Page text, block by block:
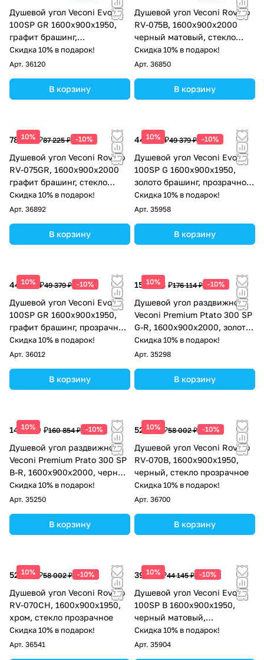
Душевой угол Veconi Evo
100SP GR 1600х900x1950,
графит брашинг,
тонированное стекло
Скидка 10% в подарок!
Арт. 36120
В корзину
Душевой угол Veconi Rovigo
RV-075B, 1600х900х2000
черный матовый, стекло
прозрачное
Скидка 10% в подарок!
Арт. 36850
В корзину
10%
78 503 ₽87 225 ₽ -10%
Душевой угол Veconi Rovigo
RV-075GR, 1600х900х2000
графит брашинг, стекло
прозрачное
Скидка 10% в подарок!
Арт. 36892
В корзину
10%
44 441 ₽49 379 ₽ -10%
Душевой угол Veconi Evo
100SP G 1600х900x1950,
золото брашинг, прозрачное
стекло
Скидка 10% в подарок!
Арт. 35958
В корзину
10%
44 441 ₽49 379 ₽ -10%
Душевой угол Veconi Evo
100SP GR 1600х900x1950,
графит брашинг, прозрачное
стекло
Скидка 10% в подарок!
Арт. 36012
В корзину
10%
158 503 ₽176 114 ₽ -10%
Душевой угол раздвижной
Veconi Premium Ptato 300 SP
G-R, 1600х900x2000, золото
брашированный, стекло
прозрачное
Скидка 10% в подарок!
Арт. 35298
В корзину
10%
144 769 ₽160 854 ₽ -10%
Душевой угол раздвижной
Veconi Premium Prato 300 SP
B-R, 1600х900x2000, черный
матовый, стекло прозрачное
Скидка 10% в подарок!
Арт. 35250
В корзину
10%
52 202 ₽58 002 ₽ -10%
Душевой угол Veconi Rovigo
RV-070B, 1600х900х1950,
черный, стекло прозрачное
Скидка 10% в подарок!
Арт. 36700
В корзину
10%
52 202 ₽58 002 ₽ -10%
Душевой угол Veconi Rovigo
RV-070CH, 1600х900х1950,
хром, стекло прозрачное
Скидка 10% в подарок!
Арт. 36541
10%
39 731 ₽44 145 ₽ -10%
Душевой угол Veconi Evo
100SP B 1600х900x1950,
черный матовый,
прозрачное стекло
Скидка 10% в подарок!
Арт. 35904